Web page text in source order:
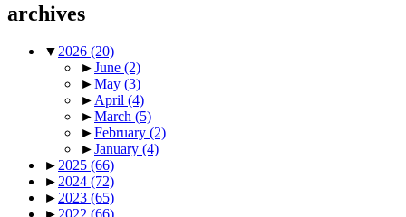
archives
▼2026 (20)
►June (2)
►May (3)
►April (4)
►March (5)
►February (2)
►January (4)
►2025 (66)
►2024 (72)
►2023 (65)